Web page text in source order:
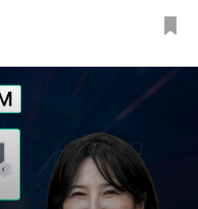
랫폼처럼 사용할 수 있죠. 찐고수들
다. 현재 영어권 사용자에게만 서비스
주는 오디오 팟캐스트 청취 도중 사용
어들 수 있습니다. 마치 라디오에 시청
론을 주고 받을 수 있는거죠. 이 기능이
이 생겨날 것 같습니다.